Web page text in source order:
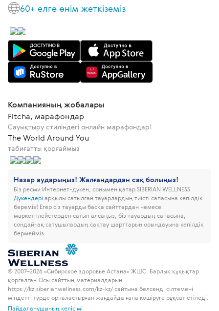
60+ елге өнім жеткіземіз
Компанияның жобалары
Fitcha, марафондар
Сауықтыру стиліндегі онлайн марафондар!
The World Around You
табиғатты қорғаймыз
Назар аударыңыз! Жалғандардан сақ болыңыз!
Біз ресми Интернет-дүкен, сонымен қатар SIBERIAN WELLNESS
Дүкендері арқылы сатылған тауарлардың тиісті сапасына кепілдік
береміз! Егер сіз тауарды басқа сайттардан немесе
маркетплейстерден сатып алсаңыз, біз тауардың сапасына,
сондай-ақ сатушылардың сақтау шарттарын орындауына кепілдік
бермейміз.
© 2007–2026 «Сибирское здоровье Астана» ЖШС. Барлық құқықтар
қорғалған. Осы сайттың материалдарын
https://kz.siberianwellness.com/kz-kz/ сайтына белсенді сілтемені
міндетті түрде орналастырған жағдайда ғана көшіруге рұқсат етіледі.
Пайдаланушының келісімі